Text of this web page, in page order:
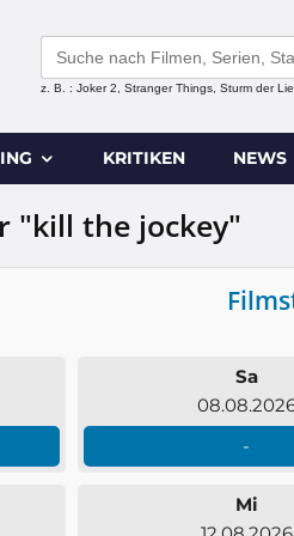
Search
for:
z. B. : Joker 2, Stranger Things, Sturm der
KRITIKEN NEWS
"kill the jockey"
Sa
-
Mi